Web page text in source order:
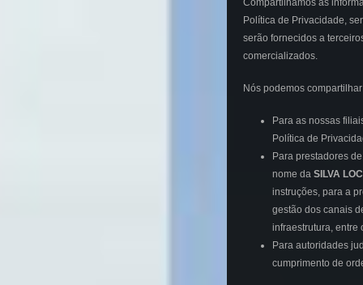
Compartilhamos as
Política de Privacidade,
serão fornecidos a
comercializados.
Nós podemos
Para as nossas
Política de
Para prestadores
nome da SILVA
instruções, para a
gestão dos canais
infraestrutura, entre
Para autoridades
cumprimento de